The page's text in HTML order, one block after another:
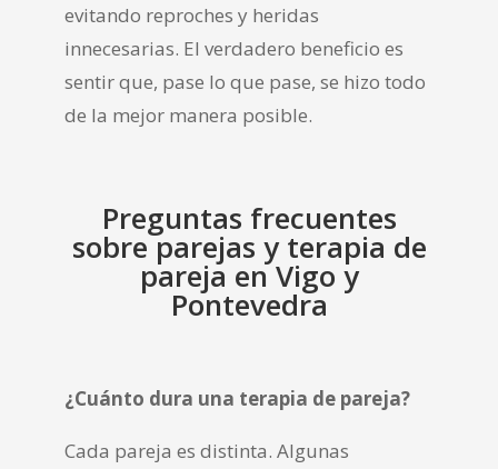
evitando reproches y heridas
innecesarias. El verdadero beneficio es
sentir que, pase lo que pase, se hizo todo
de la mejor manera posible.
Preguntas frecuentes
sobre parejas y terapia de
pareja en Vigo y
Pontevedra
¿Cuánto dura una terapia de pareja?
Cada pareja es distinta. Algunas